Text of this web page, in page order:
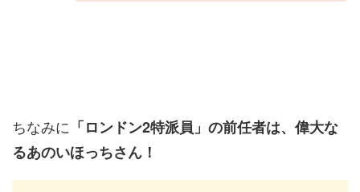
ちなみに 「ロンドン2特派員」の前任者は、偉大な
るあのいほっちさん！